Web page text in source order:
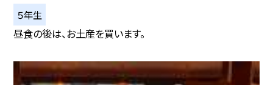
５年生
昼食の後は、お土産を買います。